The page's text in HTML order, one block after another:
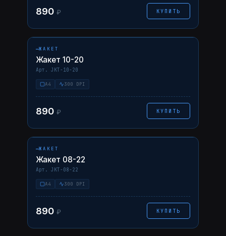
890 ₽ КУПИТЬ
НАВЕДИТЕ — ФОТО ↗
ЖАКЕТ
Жакет 10-20
Арт. JKT-10-20
A4 300 DPI
890 ₽ КУПИТЬ
НАВЕДИТЕ — ФОТО ↗
ЖАКЕТ
Жакет 08-22
Арт. JKT-08-22
A4 300 DPI
890 ₽ КУПИТЬ
НАВЕДИТЕ — ФОТО ↗